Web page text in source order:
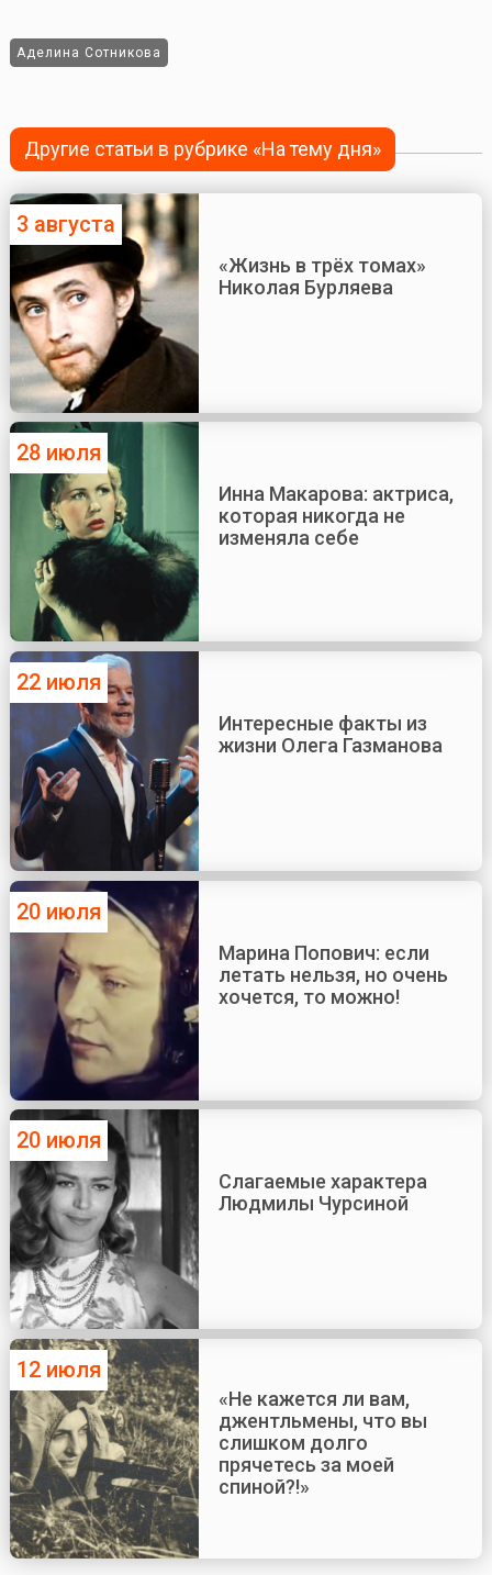
Аделина Сотникова
Другие статьи в рубрике «На тему дня»
3 августа
«Жизнь в трёх томах»
Николая Бурляева
28 июля
Инна Макарова: актриса,
которая никогда не
изменяла себе
22 июля
Интересные факты из
жизни Олега Газманова
20 июля
Марина Попович: если
летать нельзя, но очень
хочется, то можно!
20 июля
Слагаемые характера
Людмилы Чурсиной
12 июля
«Не кажется ли вам,
джентльмены, что вы
слишком долго
прячетесь за моей
спиной?!»